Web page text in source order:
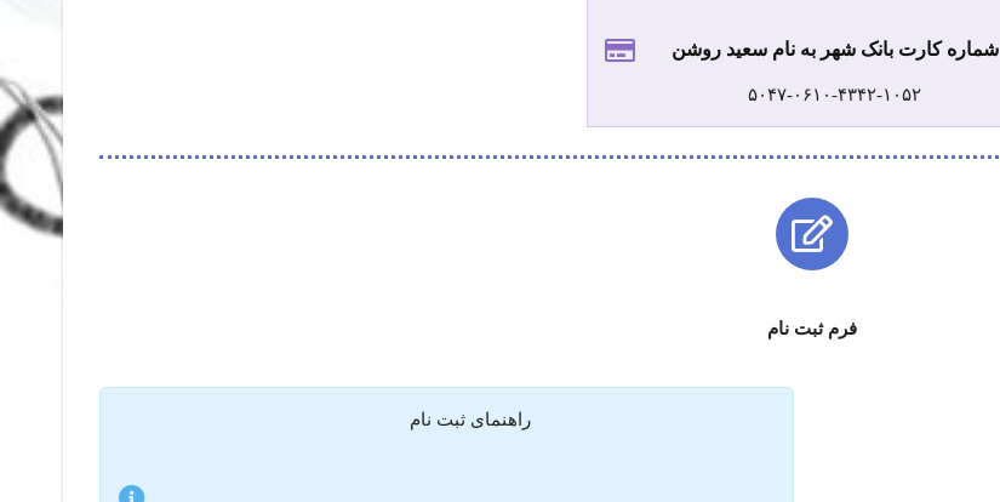
شماره کارت بانک شهر به نام سعید روشن
۵۰۴۷-۰۶۱۰-۴۳۴۲-۱۰۵۲
فرم ثبت نام
راهنمای ثبت نام